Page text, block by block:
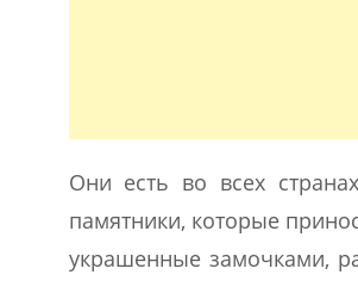
Они есть во всех
памятники, которые
украшенные замочками,